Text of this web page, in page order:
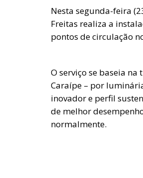
Nesta segunda-feira
Freitas realiza a
pontos de circulação
O serviço se baseia
Caraípe – por
inovador e perfil
de melhor
normalmente.